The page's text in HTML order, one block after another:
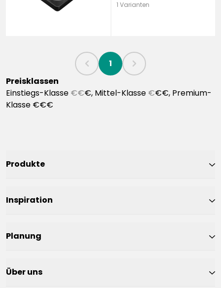
1 Varianten
chevronLeft 1 chevronRight
Preisklassen
Einstiegs-Klasse €€€, Mittel-Klasse €€€, Premium-
Klasse €€€
Produkte
Inspiration
Planung
Über uns